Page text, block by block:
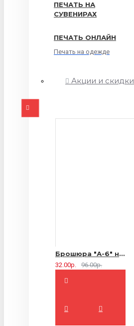
ПЕЧАТЬ НА
СУВЕНИРАХ
ПЕЧАТЬ ОНЛАЙН
Печать на одежде
Акции и скидки
Брошюра "А-6" на 2 скрепки - 16 страниц
32.00р. 96.00р.